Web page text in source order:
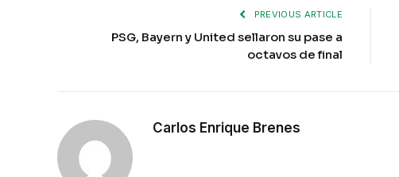
PREVIOUS ARTICLE
PSG, Bayern y United sellaron su pase a
octavos de final
Carlos Enrique Brenes